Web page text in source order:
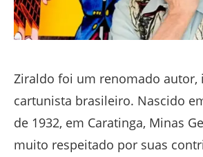
Ziraldo foi um renomado autor,
cartunista brasileiro. Nascido
de 1932, em Caratinga, Minas
muito respeitado por suas